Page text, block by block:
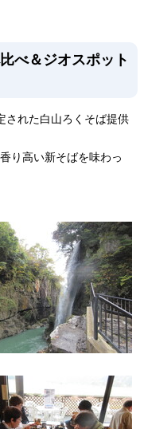
べ＆ジオスポット
れた白山ろくそば提供
り高い新そばを味わっ